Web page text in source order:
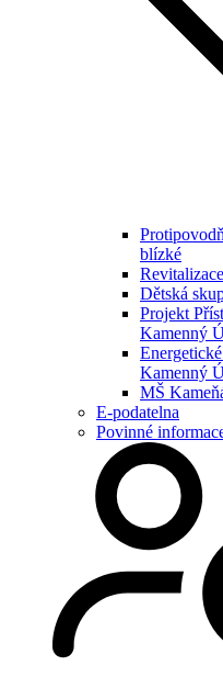
blízké
Dětská
Projekt
Kamenný
Kamenný
MŠ
E-podatelna
Povinné